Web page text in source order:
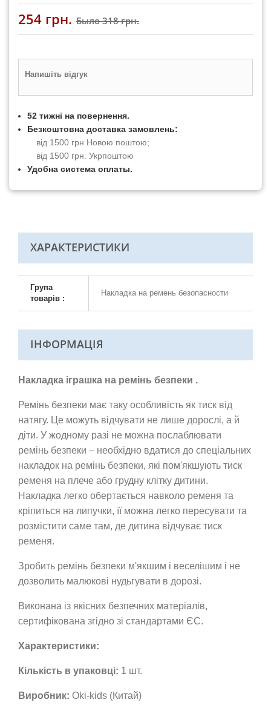
254 грн. Было318 грн.
Напишіть відгук
52 тижні на повернення.
Безкоштовна доставка замовлень:
від 1500 грн Новою поштою;
від 1500 грн. Укрпоштою
Удобна система оплаты.
ХАРАКТЕРИСТИКИ
Група
товарів :
Накладка на ремень безопасности
ІНФОРМАЦІЯ
Накладка іграшка на ремінь безпеки .
Ремінь безпеки має таку особливість як тиск від
натягу. Це можуть відчувати не лише дорослі, а й
діти. У жодному разі не можна послаблювати
ремінь безпеки – необхідно вдатися до спеціальних
накладок на ремінь безпеки, які пом'якшують тиск
ременя на плече або грудну клітку дитини.
Накладка легко обертається навколо ременя та
кріпиться на липучки, її можна легко пересувати та
розмістити саме там, де дитина відчуває тиск
ременя.
Зробить ремінь безпеки м'якшим і веселішим і не
дозволить малюкові нудьгувати в дорозі.
Виконана із якісних безпечних матеріалів,
сертифікована згідно зі стандартами ЄС.
Характеристики:
Кількість в упаковці: 1 шт.
Виробник: Oki-kids (Китай)